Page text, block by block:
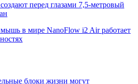
перед глазами 7,5-метровый
в мире NanoFlow i2 Air работает
блоки жизни могут